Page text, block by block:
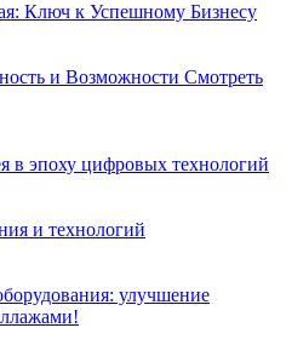
Ключ к Успешному Бизнесу
и Возможности Смотреть
в эпоху цифровых технологий
и технологий
улучшение